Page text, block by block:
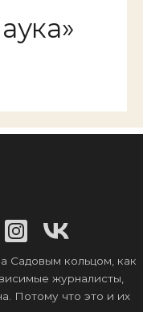
кольцом, как
журналисты,
Потому что это и их